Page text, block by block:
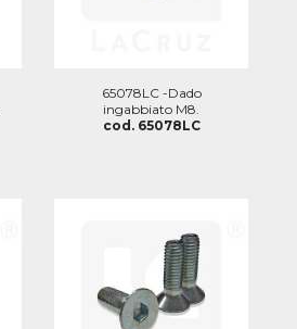
65078LC -Dado
ingabbiato M8.
cod. 65078LC